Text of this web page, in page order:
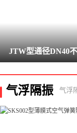
JTW型通径DN40
气浮隔振 气浮